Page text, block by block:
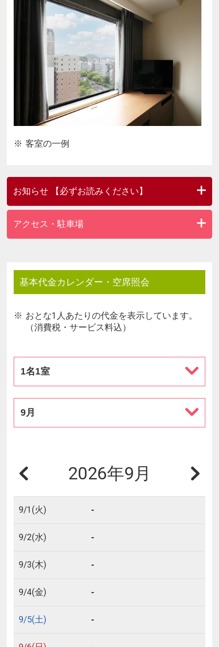
ハンズ、スーパー、ドン・キホーテ、本通り商店街
など徒歩10分圏内に多数
お食事は、流川通りや薬研堀通りが徒歩5分圏内、
カフェなどが多数ある袋町も徒歩5分圏内です！
客室の一例
お知らせ 【必ずお読みください】
アクセス・駐車場
基本代金カレンダー・空席照会
おとな1人あたりの代金を表示しています。
（消費税・サービス料込）
1名1室
9月
2026年9月
9/1 (火) -
9/2(水) -
9/3(木) -
9/4(金) -
9/5(土) -